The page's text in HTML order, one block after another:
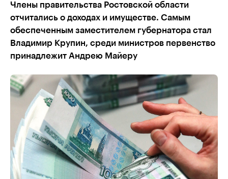
Члены правительства Ростовской области
отчитались о доходах и имуществе. Самым
обеспеченным заместителем губернатора стал
Владимир Крупин, среди министров первенство
принадлежит Андрею Майеру